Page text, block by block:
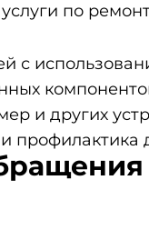
по
с
и других